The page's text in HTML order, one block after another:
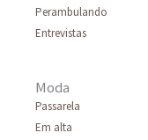
Perambulando
Entrevistas
Moda
Passarela
Em alta